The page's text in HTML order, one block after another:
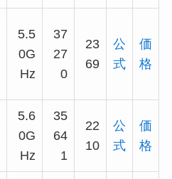
5.5
0G
Hz
37
27
0
23
69
公
式
価
格
5.6
0G
Hz
35
64
1
22
10
公
式
価
格